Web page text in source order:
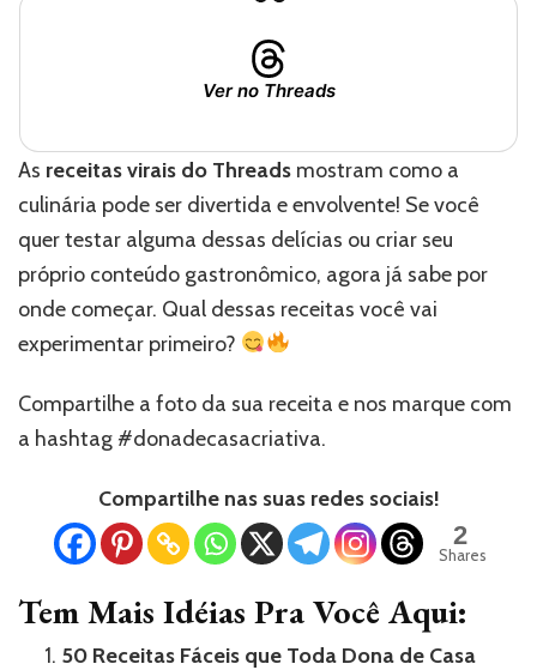
Ver no Threads
As receitas virais do Threads mostram como a
culinária pode ser divertida e envolvente! Se você
quer testar alguma dessas delícias ou criar seu
próprio conteúdo gastronômico, agora já sabe por
onde começar. Qual dessas receitas você vai
experimentar primeiro?
Compartilhe a foto da sua receita e nos marque com
a hashtag #donadecasacriativa.
Compartilhe nas suas redes sociais!
2
Shares
Tem Mais Idéias Pra Você Aqui:
50 Receitas Fáceis que Toda Dona de Casa